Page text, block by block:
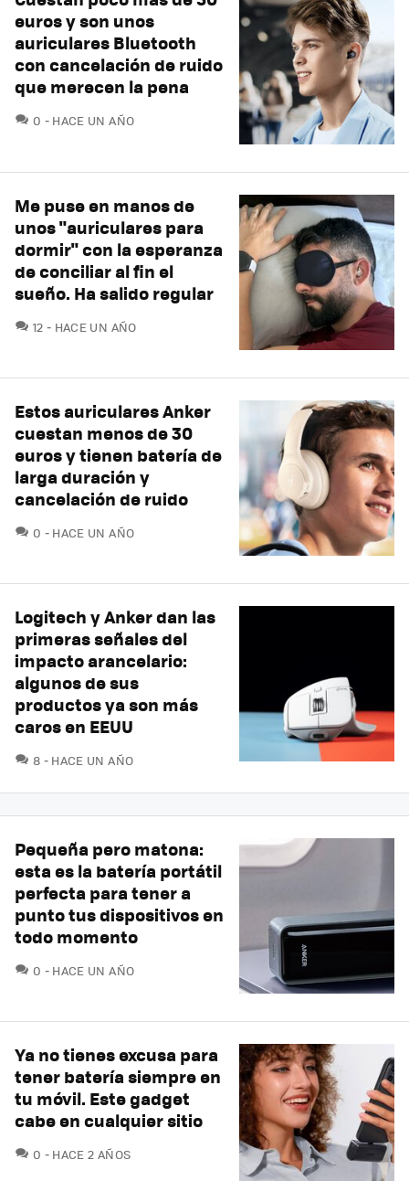
euros y son unos
auriculares Bluetooth
con cancelación de ruido
que merecen la pena
0 COMENTARIOS
HACE UN AÑO
Me puse en manos de
unos "auriculares para
dormir" con la esperanza
de conciliar al fin el
sueño. Ha salido regular
12 COMENTARIOS
HACE UN AÑO
Estos auriculares Anker
cuestan menos de 30
euros y tienen batería de
larga duración y
cancelación de ruido
0 COMENTARIOS
HACE UN AÑO
Logitech y Anker dan las
primeras señales del
impacto arancelario:
algunos de sus
productos ya son más
caros en EEUU
8 COMENTARIOS
HACE UN AÑO
Pequeña pero matona:
esta es la batería portátil
perfecta para tener a
punto tus dispositivos en
todo momento
0 COMENTARIOS
HACE UN AÑO
Ya no tienes excusa para
tener batería siempre en
tu móvil. Este gadget
cabe en cualquier sitio
0 COMENTARIOS
HACE 2 AÑOS